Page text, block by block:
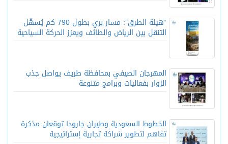
“هيئة الطرق”: مسار بري بطول 790 كم يُسهّل
التنقل بين الرياض والطائف ويعزز الحركة السياحية
المهرجان الصيفي بمحافظة طريف يواصل جذب
الزوار بفعاليات وبرامج متنوعة
الخطوط السعودية وطيران جارودا توقعان مذكرة
تفاهم لتطوير شراكة تجارية إستراتيجية